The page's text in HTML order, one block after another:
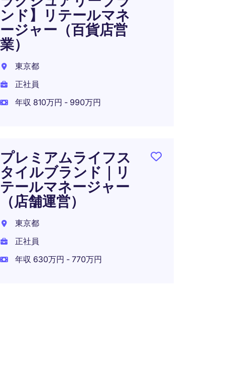
ンド】リテールマネ
ージャー（百貨店営
業）
東京都
正社員
年収 810万円 - 990万円
プレミアムライフス
タイルブランド｜リ
テールマネージャー
（店舗運営）
東京都
正社員
年収 630万円 - 770万円